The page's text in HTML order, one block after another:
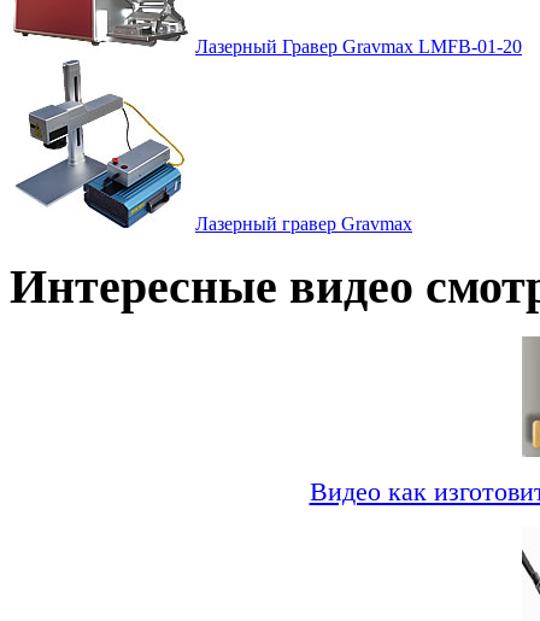
Лазерный Гравер Gravmax LMFВ-01-20
Лазерный гравер Gravmax
Интересные видео
Видео как